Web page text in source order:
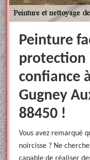
Peinture
protection
confiance
Gugney
88450 !
Vous avez remarqué
noircisse ? Ne